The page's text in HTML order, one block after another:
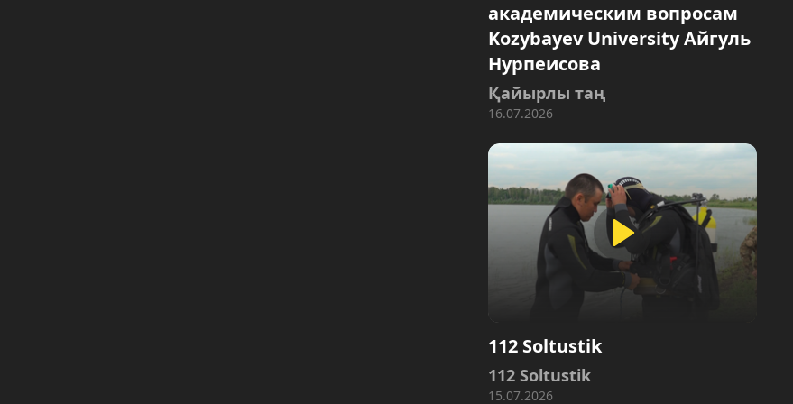
академическим вопросам
Kozybayev University Айгуль
Нурпеисова
Қайырлы таң
16.07.2026
112 Soltustik
112 Soltustik
15.07.2026